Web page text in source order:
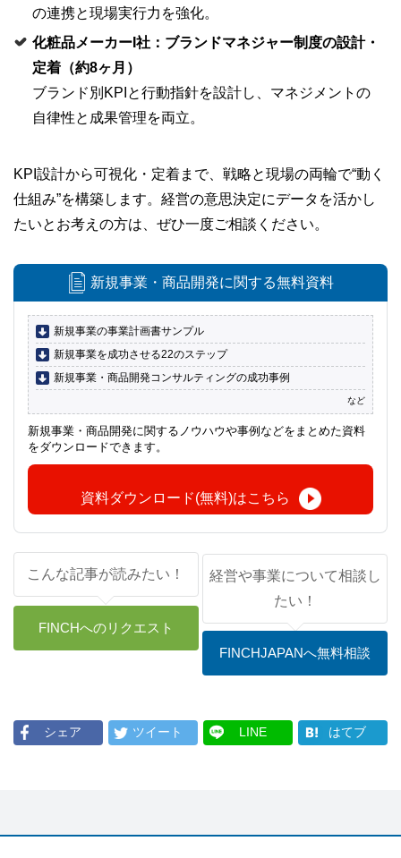
の連携と現場実行力を強化。
化粧品メーカーI社：ブランドマネジャー制度の設計・
定着（約8ヶ月）
ブランド別KPIと行動指針を設計し、マネジメントの
自律性と成果管理を両立。
KPI設計から可視化・定着まで、戦略と現場の両輪で“動く
仕組み”を構築します。経営の意思決定にデータを活かし
たいとお考えの方は、ぜひ一度ご相談ください。
新規事業・商品開発に関する無料資料
新規事業の事業計画書サンプル
新規事業を成功させる22のステップ
新規事業・商品開発コンサルティングの成功事例
など
新規事業・商品開発に関するノウハウや事例などをまとめた資料
をダウンロードできます。
資料ダウンロード(無料)はこちら
こんな記事が読みたい！
FINCHへのリクエスト
経営や事業について相談し
たい！
FINCHJAPANへ無料相談
シェア ツイート LINE はてブ